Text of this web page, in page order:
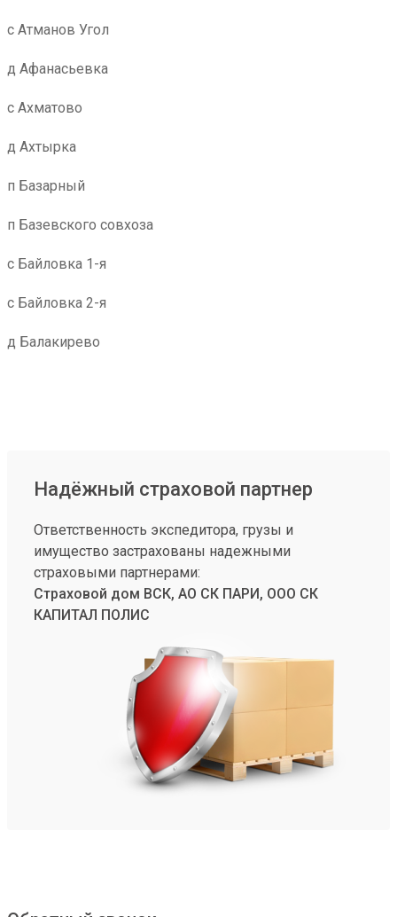
с Атманов Угол
д Афанасьевка
с Ахматово
д Ахтырка
п Базарный
п Базевского совхоза
с Байловка 1-я
с Байловка 2-я
д Балакирево
Надёжный страховой партнер
Ответственность экспедитора, грузы и
имущество застрахованы надежными
страховыми партнерами:
Страховой дом ВСК, АО СК ПАРИ, ООО СК
КАПИТАЛ ПОЛИС